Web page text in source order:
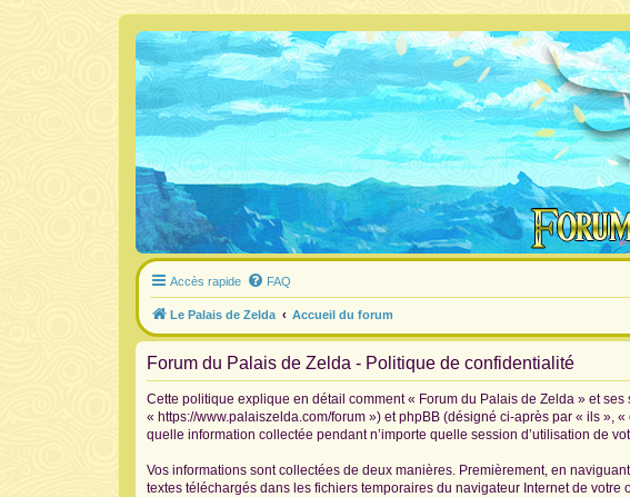
Accès rapide FAQ
Le Palais de Zelda Accueil du forum
Forum du Palais de Zelda - Politique de confidentialité
Cette politique explique en détail comment « Forum du Palais de Zelda » et
« https://www.palaiszelda.com/forum ») et phpBB (désigné ci-après par « ils »,
quelle information collectée pendant n’importe quelle session d’utilisation de
Vos informations sont collectées de deux manières. Premièrement, en
textes téléchargés dans les fichiers temporaires du navigateur Internet de